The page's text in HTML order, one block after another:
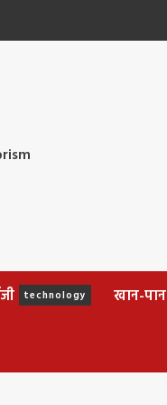
technology खान-पान